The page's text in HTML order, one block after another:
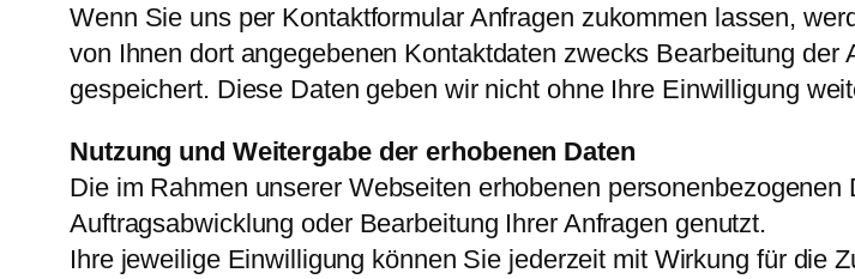
Wenn Sie uns per Kontaktformular Anfragen zukommen lassen,
von Ihnen dort angegebenen Kontaktdaten zwecks Bearbeitung
gespeichert. Diese Daten geben wir nicht ohne Ihre Einwilligung
Nutzung und Weitergabe der erhobenen Daten
Die im Rahmen unserer Webseiten erhobenen
Auftragsabwicklung oder Bearbeitung Ihrer Anfragen genutzt.
Ihre jeweilige Einwilligung können Sie jederzeit mit Wirkung für die